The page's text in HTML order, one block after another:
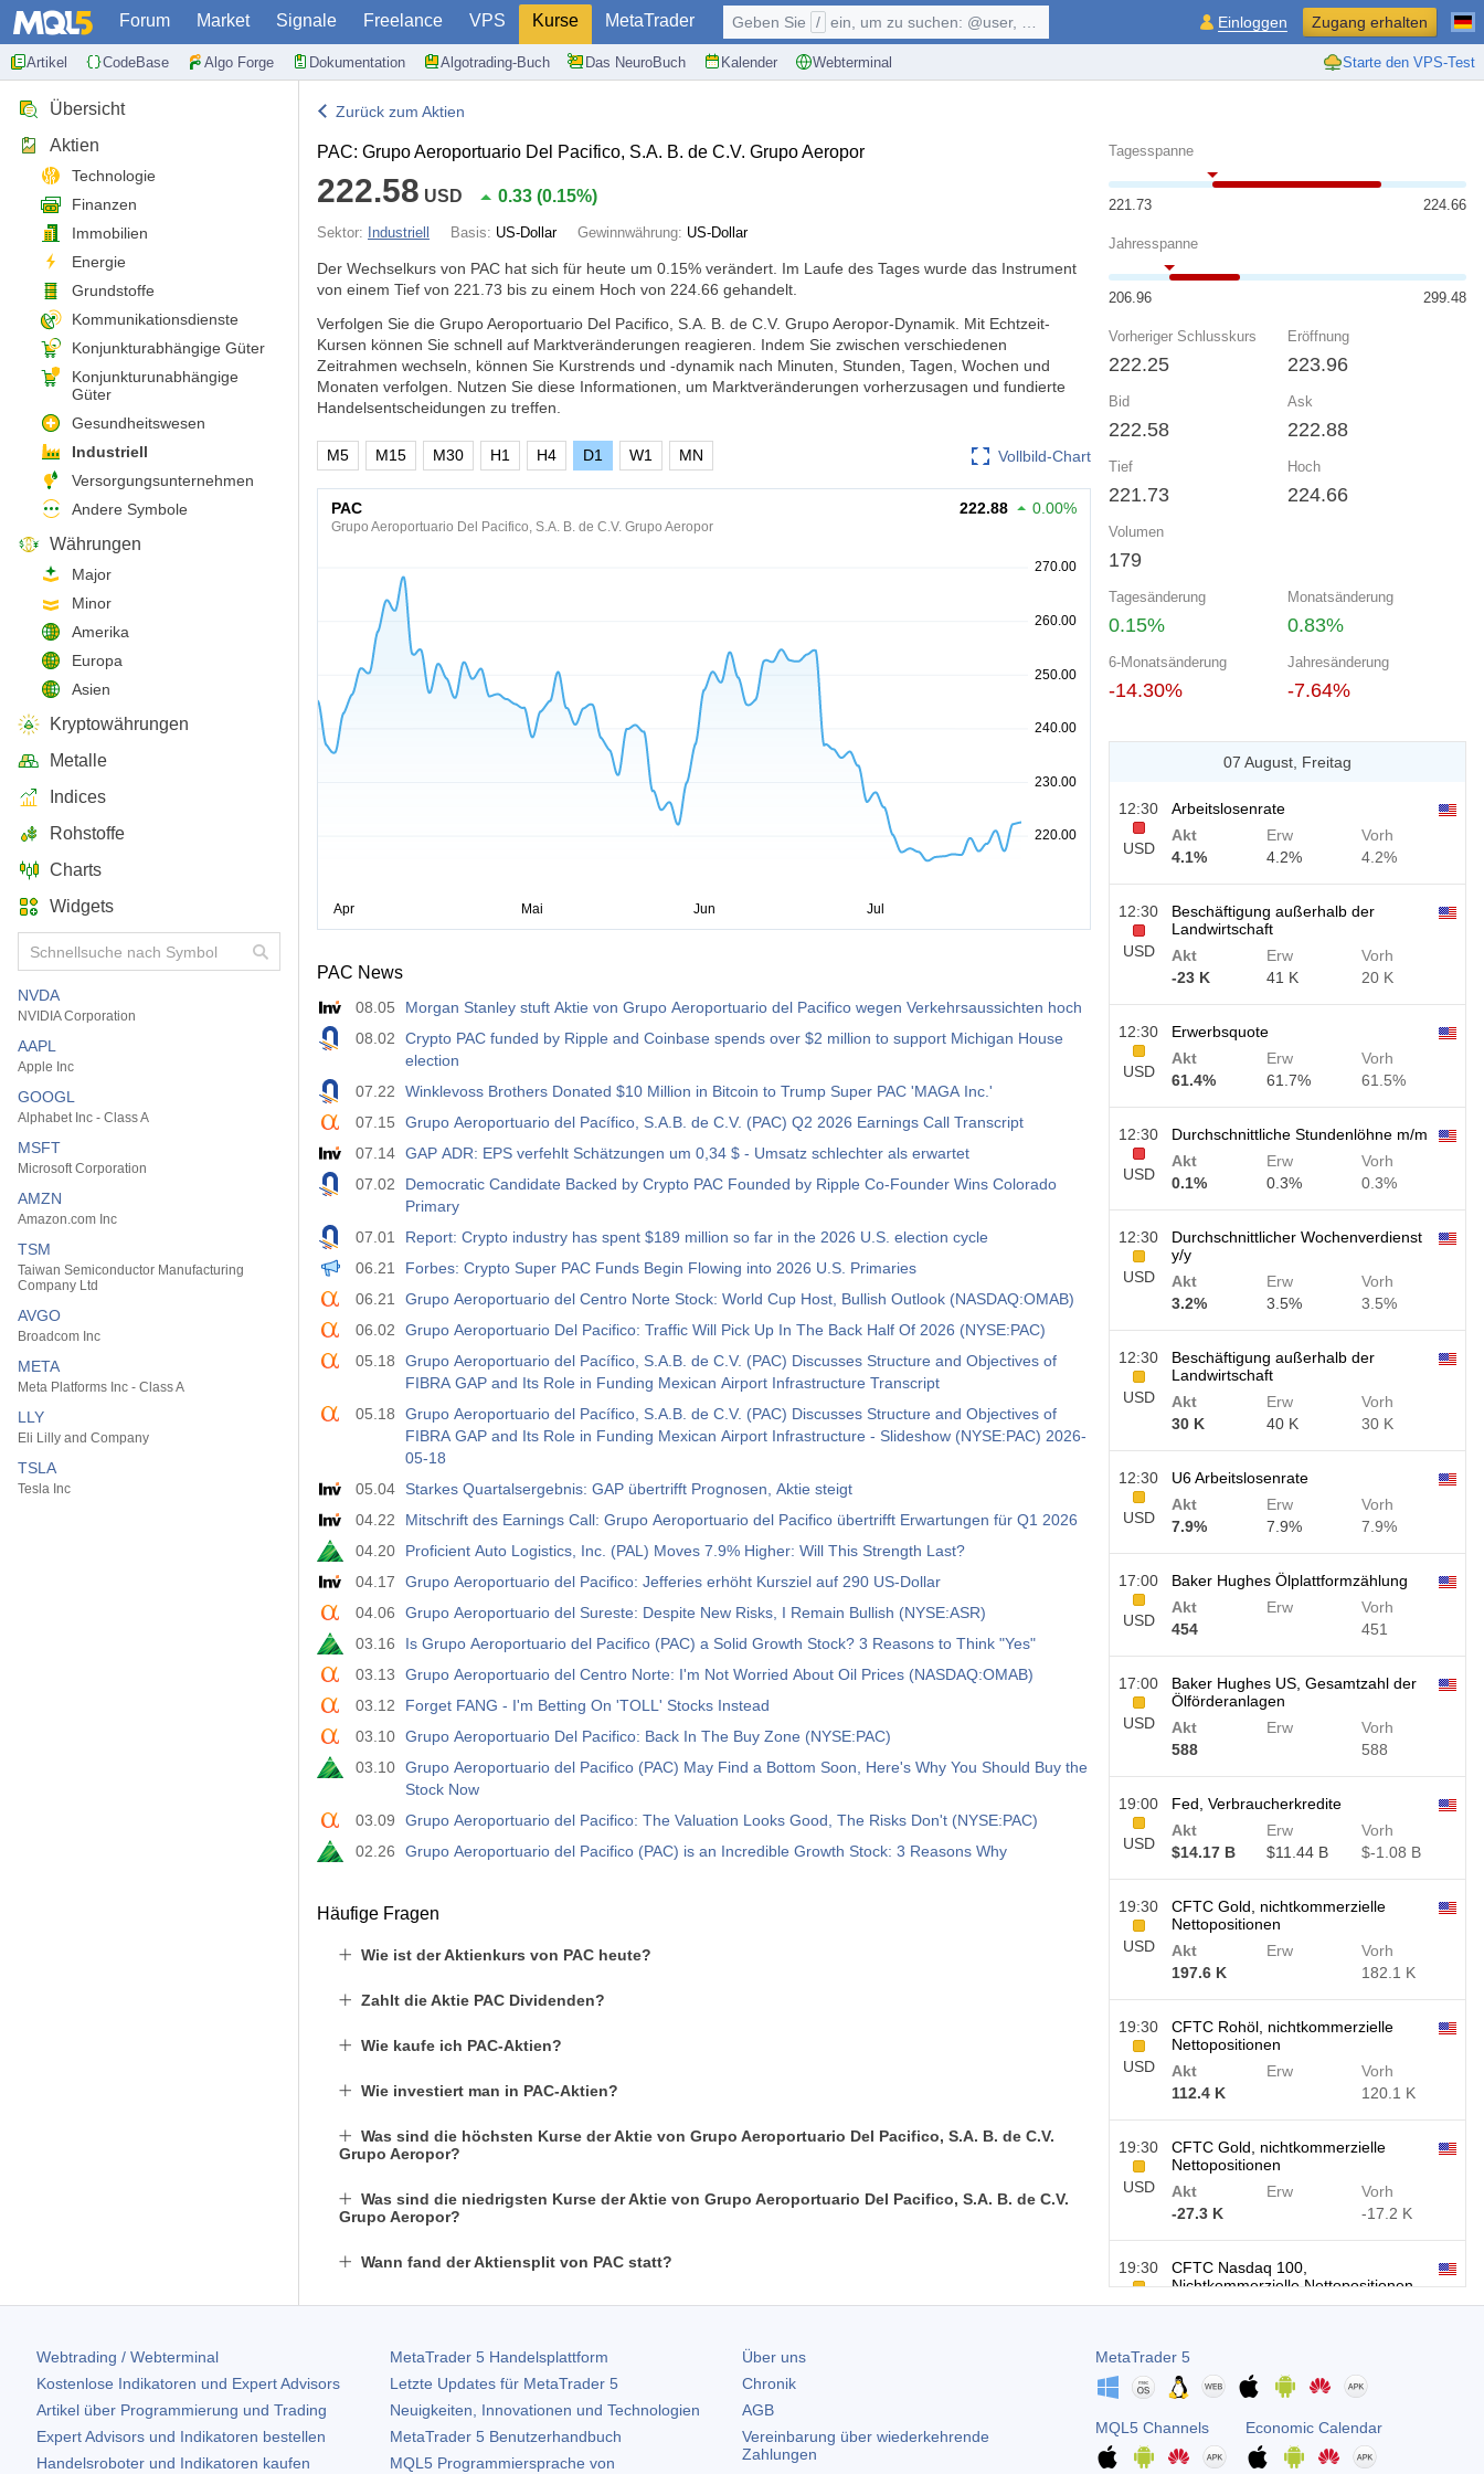
Forum Market Signale Freelance VPS Kurse MetaTrader
Artikel CodeBase Algo Forge Dokumentation Algotrading-Buch Das NeuroBuch Kalender Webterminal Starte den VPS-Test
Geben Sie / ein, um zu suchen: @user, $symbol, ... Einloggen Zugang erhalten
Übersicht
Aktien
Technologie
Finanzen
Immobilien
Energie
Grundstoffe
Kommunikationsdienste
Konjunkturabhängige Güter
Konjunkturunabhängige
Güter
Gesundheitswesen
Industriell
Versorgungsunternehmen
Andere Symbole
Währungen
Major
Minor
Amerika
Europa
Asien
Kryptowährungen
Metalle
Indices
Rohstoffe
Charts
Widgets
NVDA
NVIDIA Corporation
AAPL
Apple Inc
GOOGL
Alphabet Inc - Class A
MSFT
Microsoft Corporation
AMZN
Amazon.com Inc
TSM
Taiwan Semiconductor Manufacturing
Company Ltd
AVGO
Broadcom Inc
META
Meta Platforms Inc - Class A
LLY
Eli Lilly and Company
TSLA
Tesla Inc
Zurück zum Aktien
PAC: Grupo Aeroportuario Del Pacifico, S.A. B. de C.V. Grupo Aeropor
222.58 USD 0.33 (0.15%)
Sektor: Industriell Basis: US-Dollar Gewinnwährung: US-Dollar
Der Wechselkurs von PAC hat sich für heute um 0.15% verändert. Im Laufe des Tages wurde das Instrument
von einem Tief von 221.73 bis zu einem Hoch von 224.66 gehandelt.
Verfolgen Sie die Grupo Aeroportuario Del Pacifico, S.A. B. de C.V. Grupo Aeropor-Dynamik. Mit Echtzeit-
Kursen können Sie schnell auf Marktveränderungen reagieren. Indem Sie zwischen verschiedenen
Zeitrahmen wechseln, können Sie Kurstrends und -dynamik nach Minuten, Stunden, Tagen, Wochen und
Monaten verfolgen. Nutzen Sie diese Informationen, um Marktveränderungen vorherzusagen und fundierte
Handelsentscheidungen zu treffen.
Vollbild-Chart
M5 M15 M30 H1 H4 D1 W1 MN
PAC
Grupo Aeroportuario Del Pacifico, S.A. B. de C.V. Grupo Aeropor
222.88 0.00%
PAC News
08.05
Morgan Stanley stuft Aktie von Grupo Aeroportuario del Pacifico wegen Verkehrsaussichten hoch
08.02
Crypto PAC funded by Ripple and Coinbase spends over $2 million to support Michigan House
election
07.22
Winklevoss Brothers Donated $10 Million in Bitcoin to Trump Super PAC 'MAGA Inc.'
07.15
Grupo Aeroportuario del Pacífico, S.A.B. de C.V. (PAC) Q2 2026 Earnings Call Transcript
07.14
GAP ADR: EPS verfehlt Schätzungen um 0,34 $ - Umsatz schlechter als erwartet
07.02
Democratic Candidate Backed by Crypto PAC Founded by Ripple Co-Founder Wins Colorado
Primary
07.01
Report: Crypto industry has spent $189 million so far in the 2026 U.S. election cycle
06.21
Forbes: Crypto Super PAC Funds Begin Flowing into 2026 U.S. Primaries
06.21
Grupo Aeroportuario del Centro Norte Stock: World Cup Host, Bullish Outlook (NASDAQ:OMAB)
06.02
Grupo Aeroportuario Del Pacifico: Traffic Will Pick Up In The Back Half Of 2026 (NYSE:PAC)
05.18
Grupo Aeroportuario del Pacífico, S.A.B. de C.V. (PAC) Discusses Structure and Objectives of
FIBRA GAP and Its Role in Funding Mexican Airport Infrastructure Transcript
05.18
Grupo Aeroportuario del Pacífico, S.A.B. de C.V. (PAC) Discusses Structure and Objectives of
FIBRA GAP and Its Role in Funding Mexican Airport Infrastructure - Slideshow (NYSE:PAC) 2026-
05-18
05.04
Starkes Quartalsergebnis: GAP übertrifft Prognosen, Aktie steigt
04.22
Mitschrift des Earnings Call: Grupo Aeroportuario del Pacifico übertrifft Erwartungen für Q1 2026
04.20
Proficient Auto Logistics, Inc. (PAL) Moves 7.9% Higher: Will This Strength Last?
04.17
Grupo Aeroportuario del Pacifico: Jefferies erhöht Kursziel auf 290 US-Dollar
04.06
Grupo Aeroportuario del Sureste: Despite New Risks, I Remain Bullish (NYSE:ASR)
03.16
Is Grupo Aeroportuario del Pacifico (PAC) a Solid Growth Stock? 3 Reasons to Think "Yes"
03.13
Grupo Aeroportuario del Centro Norte: I'm Not Worried About Oil Prices (NASDAQ:OMAB)
03.12
Forget FANG - I'm Betting On 'TOLL' Stocks Instead
03.10 Grupo Aeroportuario Del Pacifico: Back In The Buy Zone (NYSE:PAC)
03.10 Grupo Aeroportuario del Pacifico (PAC) May Find a Bottom Soon, Here's Why You Should Buy the
Stock Now
03.09
Grupo Aeroportuario del Pacifico: The Valuation Looks Good, The Risks Don't (NYSE:PAC)
02.26
Grupo Aeroportuario del Pacifico (PAC) is an Incredible Growth Stock: 3 Reasons Why
Häufige Fragen
Wie ist der Aktienkurs von PAC heute?
Zahlt die Aktie PAC Dividenden?
Wie kaufe ich PAC-Aktien?
Wie investiert man in PAC-Aktien?
Was sind die höchsten Kurse der Aktie von Grupo Aeroportuario Del Pacifico, S.A. B. de C.V.
Grupo Aeropor?
Was sind die niedrigsten Kurse der Aktie von Grupo Aeroportuario Del Pacifico, S.A. B. de C.V.
Grupo Aeropor?
Wann fand der Aktiensplit von PAC statt?
Tagesspanne
221.73 224.66
Jahresspanne
206.96 299.48
Vorheriger Schlusskurs
222.25
Eröffnung
223.96
Bid
222.58
Ask
222.88
Tief
221.73
Hoch
224.66
Volumen
179
Tagesänderung
0.15%
Monatsänderung
0.83%
6-Monatsänderung
-14.30%
Jahresänderung
-7.64%
07 August, Freitag
12:30
USD
Arbeitslosenrate
Akt
4.1%
Erw
4.2%
Vorh
4.2%
12:30
USD
Beschäftigung außerhalb der
Landwirtschaft
Akt
-23 K
Erw
41 K
Vorh
20 K
12:30
USD
Erwerbsquote
Akt
61.4%
Erw
61.7%
Vorh
61.5%
12:30
USD
Durchschnittliche Stundenlöhne m/m
Akt
0.1%
Erw
0.3%
Vorh
0.3%
12:30
USD
Durchschnittlicher Wochenverdienst
y/y
Akt
3.2%
Erw
3.5%
Vorh
3.5%
12:30
USD
Beschäftigung außerhalb der
Landwirtschaft
Akt
30 K
Erw
40 K
Vorh
30 K
12:30
USD
U6 Arbeitslosenrate
Akt
7.9%
Erw
7.9%
Vorh
7.9%
17:00
USD
Baker Hughes Ölplattformzählung
Akt
454
Erw
Vorh
451
17:00
USD
Baker Hughes US, Gesamtzahl der
Ölförderanlagen
Akt
588
Erw
Vorh
588
19:00
USD
Fed, Verbraucherkredite
Akt
$​14.17 B
Erw
$​11.44 B
Vorh
$​-1.08 B
19:30
USD
CFTC Gold, nichtkommerzielle
Nettopositionen
Akt
197.6 K
Erw
Vorh
182.1 K
19:30
USD
CFTC Rohöl, nichtkommerzielle
Nettopositionen
Akt
112.4 K
Erw
Vorh
120.1 K
19:30
USD
CFTC Gold, nichtkommerzielle
Nettopositionen
Akt
-27.3 K
Erw
Vorh
-17.2 K
19:30
USD
CFTC Nasdaq 100,
Nichtkommerzielle Nettopositionen
Akt
Erw
Vorh
Webtrading / Webterminal
Kostenlose Indikatoren und Expert Advisors
Artikel über Programmierung und Trading
Expert Advisors und Indikatoren bestellen
Handelsroboter und Indikatoren kaufen
MetaTrader 5Handelsplattform
Letzte Updates für MetaTrader 5
Neuigkeiten, Innovationen und Technologien
MetaTrader 5Benutzerhandbuch
MQL5 Programmiersprache von
Über uns
Chronik
AGB
Vereinbarung über wiederkehrende
Zahlungen
MetaTrader 5
MQL5 Channels Economic Calendar